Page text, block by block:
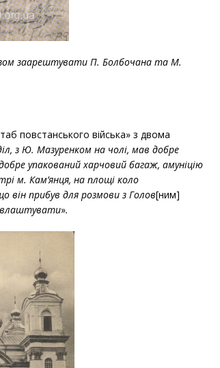
заарештувати П. Болбочана та М.
повстанського війська» з двома
, з Ю. Мазуренком на чолі, мав добре
упакований харчовий багаж, амуніцію
м. Кам’янця, на площі коло
він прибув для розмови з Голов[ним]
влаштувати».